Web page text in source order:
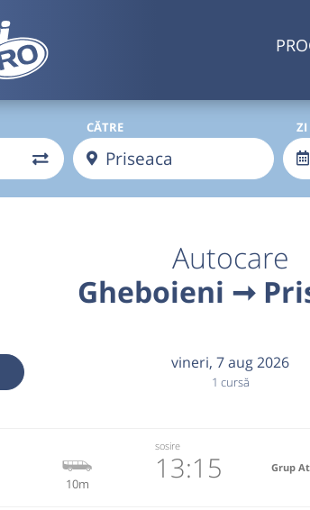
CĂTRE ZI
Autocare
Gheboieni ➞
vineri, 7 aug 2026
1 cursă
10m
sosire
13:15 Grup